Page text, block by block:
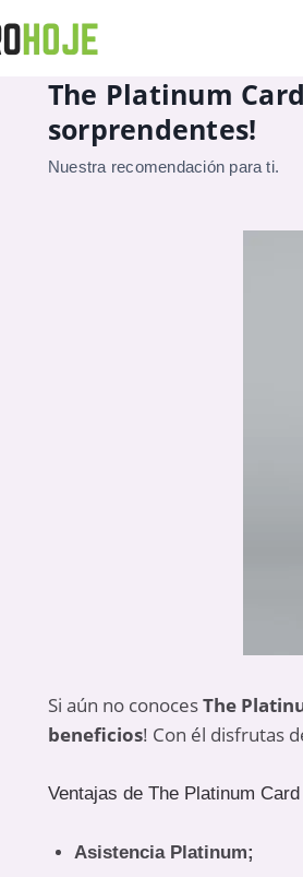
The Platinum
sorprendentes!
Nuestra recomendación para ti.
Si aún no conocesThe
beneficios! Con él disfrutas
Ventajas de The Platinum
Asistencia Platinum;